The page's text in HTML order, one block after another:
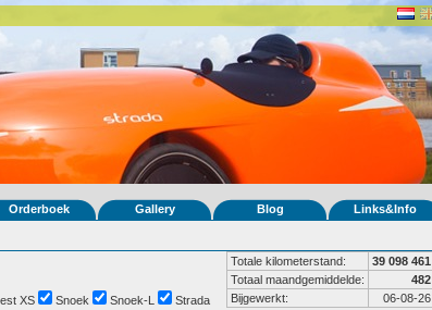
Orderboek Gallery Blog Links&Info
Totale kilometerstand:
39 098 461
Totaal maandgemiddelde:
482
Bijgewerkt:
06-08-26
XS Snoek Snoek-L Strada